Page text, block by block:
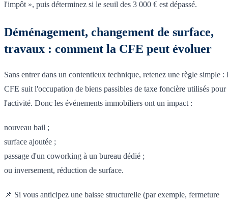
l'impôt », puis déterminez si le seuil des 3 000 € est dépassé.
Déménagement, changement de surface,
travaux : comment la CFE peut évoluer
Sans entrer dans un contentieux technique, retenez une règle simple :
CFE suit l'occupation de biens passibles de taxe foncière utilisés pour
l'activité. Donc les événements immobiliers ont un impact :
nouveau bail ;
surface ajoutée ;
passage d'un coworking à un bureau dédié ;
ou inversement, réduction de surface.
📌 Si vous anticipez une baisse structurelle (par exemple, fermeture